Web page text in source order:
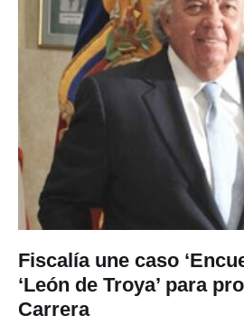
Fiscalía une caso
‘León de Troya’ para
Carrera